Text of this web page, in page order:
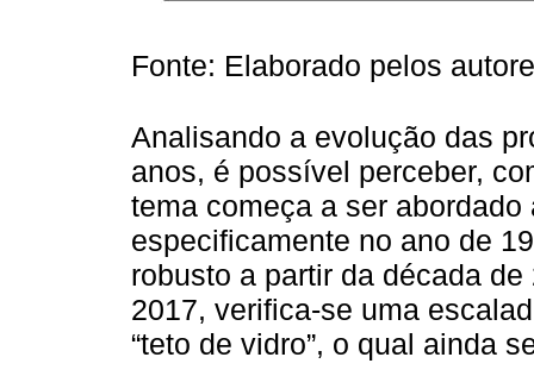
Fonte: Elaborado pelos
Analisando a evolução das
anos, é possível perceber,
tema começa a ser
especificamente no ano de
robusto a partir da década
2017, verifica-se uma
“teto de vidro”, o qual ainda